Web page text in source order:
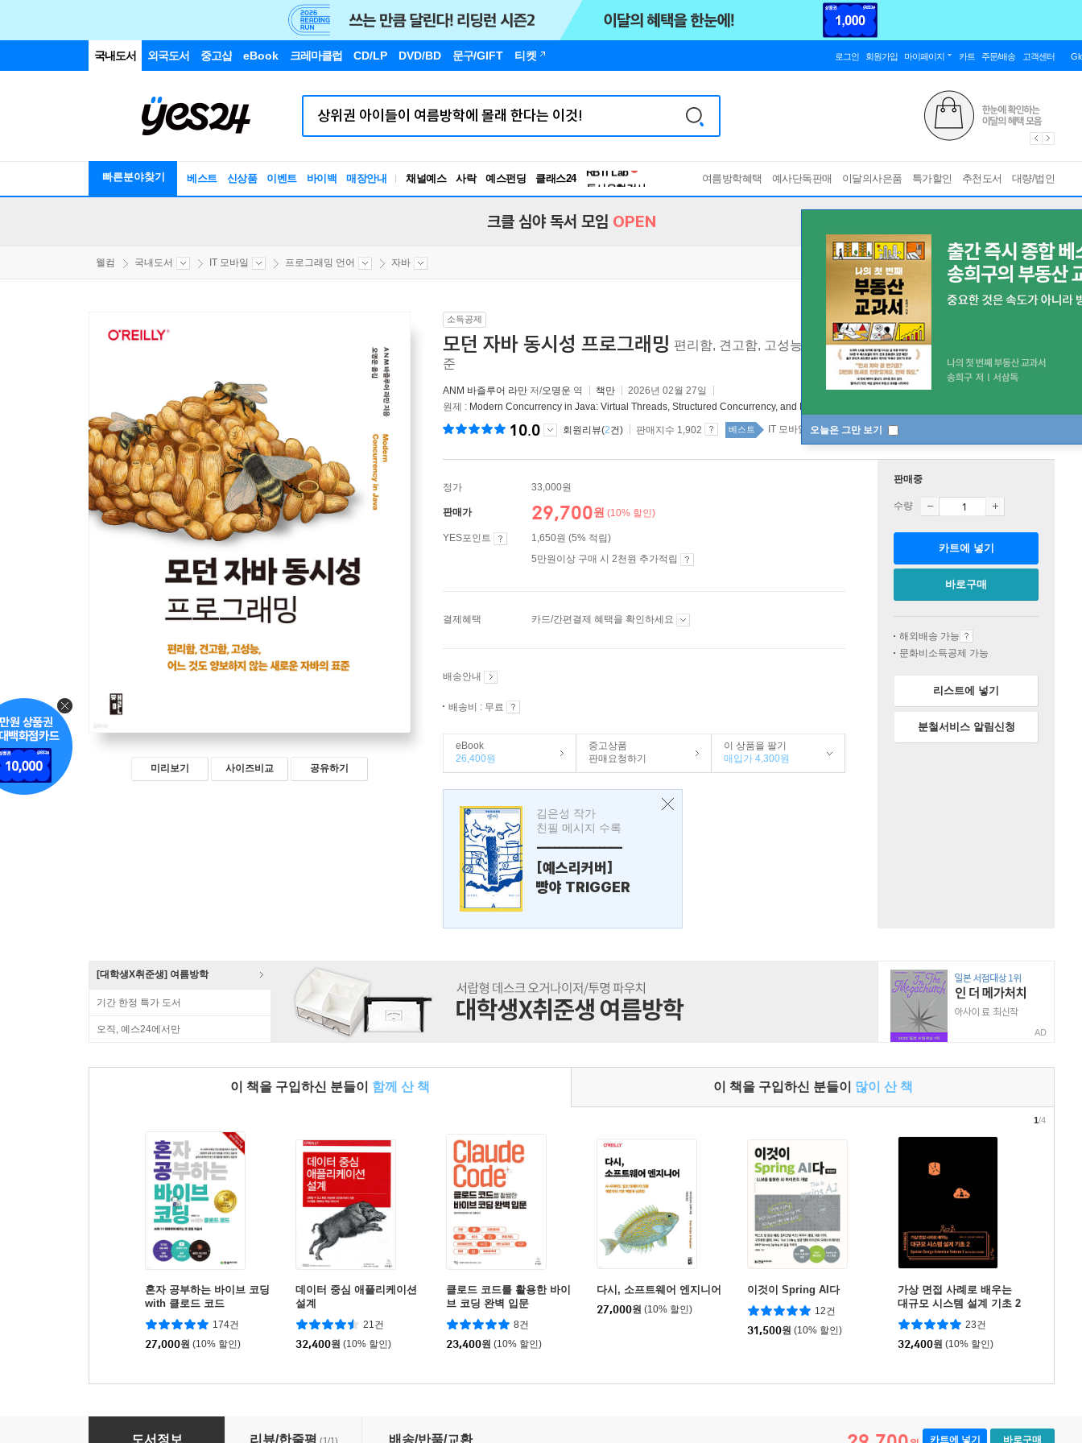
국내도서 외국도서 중고샵 eBook 크레마클럽 CD/LP DVD/BD 문구/GIFT 티켓 로그인 회원가입 마이페이지 카트 주문/배송 고객센터
빠른분야찾기 베스트 신상품 이벤트 바이백 매장안내 채널예스 사락 예스펀딩 클래스24
독서유형검사
여름방학혜택 예사단독판매 이달의사은품 특가할인 추천도서 대량/법인
오늘은 그만 보기
크클 심야 독서 모임 OPEN
웰컴 국내도서 IT 모바일 프로그래밍 언어 자바
미리보기 사이즈비교 공유하기
소득공제
모던 자바 동시성 프로그래밍 편리함, 견고함, 고성능, 어느 것도 양보하지 않는 새로운 자바의 표
준
ANM 바즐루어 라만 저/오명운 역 책만
2026년 02월 27일
원제 : Modern Concurrency in Java: Virtual Threads, Structured Concurrency, and Beyond
10.0 회원리뷰(2건) 판매지수 1,902 베스트 IT 모바일 top20 1주
정가 33,000원
판매가 29,700원 (10% 할인)
YES포인트
1,650원 (5% 적립)
5만원이상 구매 시 2천원 추가적립
결제혜택 카드/간편결제 혜택을 확인하세요
배송안내
배송비 : 무료
eBook
26,400원
중고상품
판매요청하기
이 상품을 팔기
매입가 4,300원
김은성 작가
친필 메시지 수록
---------------
[예스리커버]
빵야 TRIGGER
판매중
수량
카트에 넣기
바로구매
해외배송 가능
문화비소득공제 가능
리스트에 넣기
분철서비스 알림신청
[대학생X취준생] 여름방학
기간 한정 특가 도서
오직, 예스24에서만 AD
이 책을 구입하신 분들이 함께 산 책 이 책을 구입하신 분들이 많이 산 책
혼자 공부하는 바이브 코딩
with 클로드 코드
174건
27,000원 (10% 할인)
데이터 중심 애플리케이션
설계
21건
32,400원 (10% 할인)
클로드 코드를 활용한 바이
브 코딩 완벽 입문
8건
23,400원 (10% 할인)
다시, 소프트웨어 엔지니어
27,000원 (10% 할인)
이것이 Spring AI다
12건
31,500원 (10% 할인)
가상 면접 사례로 배우는
대규모 시스템 설계 기초 2
23건
32,400원 (10% 할인)
1/4
모던 자바 동시성 프로그래밍
도서정보 리뷰/한줄평 (1/1) 배송/반품/교환 카트에 넣기 바로구매